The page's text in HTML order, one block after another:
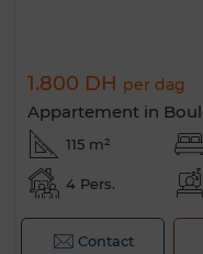
1.800 DH per dag
Appartement in
115 m²
4 Pers.
Contact